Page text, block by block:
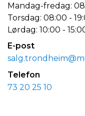
Mandag-fredag:
Torsdag: 08:00 -
Lørdag: 10:00 -
E-post
Telefon
73 20 25 10